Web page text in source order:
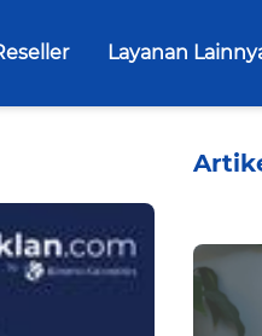
Layanan